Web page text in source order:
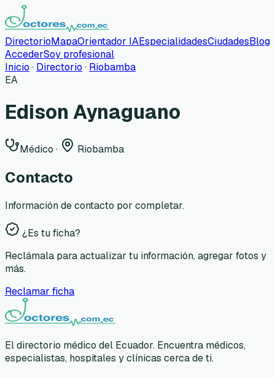
DirectorioMapaOrientador IAEspecialidadesCiudadesBlog
AccederSoy profesional
Inicio · Directorio · Riobamba
EA
Edison Aynaguano
Médico · Riobamba
Contacto
Información de contacto por completar.
¿Es tu ficha?
Reclámala para actualizar tu información, agregar fotos y
más.
Reclamar ficha
El directorio médico del Ecuador. Encuentra médicos,
especialistas, hospitales y clínicas cerca de ti.